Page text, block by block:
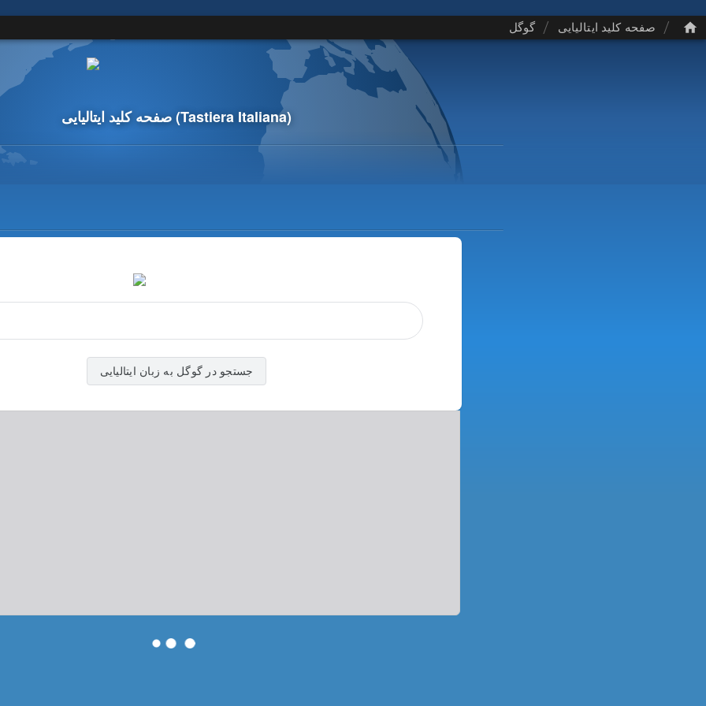
/ صفحه کلید ایتالیایی / گوگل
صفحه کلید ایتالیایی(Tastiera Italiana)
جستجو در گوگل به زبان ایتالیایی